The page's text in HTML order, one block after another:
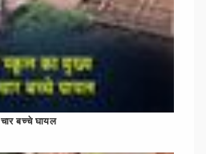
चार बच्चे घायल